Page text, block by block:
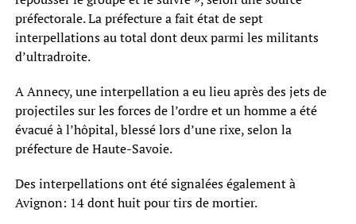
préfectorale. La préfecture a fait état de sept
interpellations au total dont deux parmi les militants
d’ultradroite.
A Annecy, une interpellation a eu lieu après des jets de
projectiles sur les forces de l’ordre et un homme a été
évacué à l’hôpital, blessé lors d’une rixe, selon la
préfecture de Haute-Savoie.
Des interpellations ont été signalées également à
Avignon: 14 dont huit pour tirs de mortier.